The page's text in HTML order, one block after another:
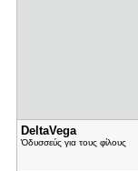
DeltaVega
Ὀδυσσεύς για τους φίλους